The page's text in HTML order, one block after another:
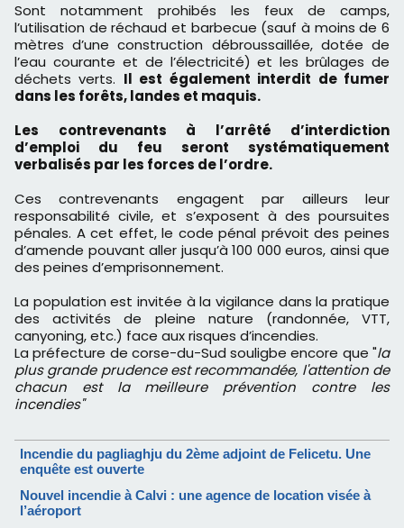
Sont notamment prohibés les feux de camps,
l’utilisation de réchaud et barbecue (sauf à moins de 6
mètres d’une construction débroussaillée, dotée de
l’eau courante et de l’électricité) et les brûlages de
déchets verts. Il est également interdit de fumer
dans les forêts, landes et maquis.
Les contrevenants à l’arrêté d’interdiction
d’emploi du feu seront systématiquement
verbalisés par les forces de l’ordre.
Ces contrevenants engagent par ailleurs leur
responsabilité civile, et s’exposent à des poursuites
pénales. A cet effet, le code pénal prévoit des peines
d’amende pouvant aller jusqu’à 100 000 euros, ainsi que
des peines d’emprisonnement.
La population est invitée à la vigilance dans la pratique
des activités de pleine nature (randonnée, VTT,
canyoning, etc.) face aux risques d’incendies.
La préfecture de corse-du-Sud souligbe encore que "la
plus grande prudence est recommandée, l'attention de
chacun est la meilleure prévention contre les
incendies"
Incendie du pagliaghju du 2ème adjoint de Felicetu. Une
enquête est ouverte
Nouvel incendie à Calvi : une agence de location visée à
l’aéroport